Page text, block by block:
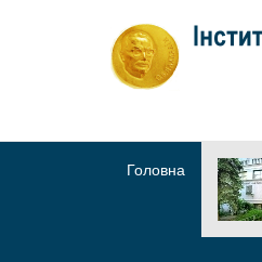
Головна